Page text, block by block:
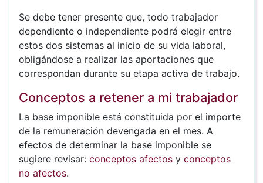
Se debe tener presente que, todo trabajador
dependiente o independiente podrá elegir entre
estos dos sistemas al inicio de su vida laboral,
obligándose a realizar las aportaciones que
correspondan durante su etapa activa de trabajo.
Conceptos a retener a mi trabajador
La base imponible está constituida por el importe
de la remuneración devengada en el mes. A
efectos de determinar la base imponible se
sugiere revisar: conceptos afectos y conceptos
no afectos.